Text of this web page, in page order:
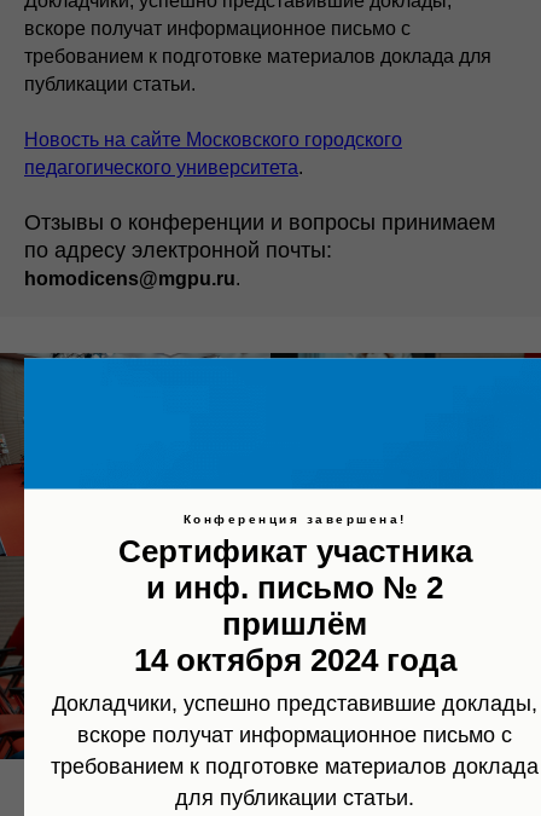
Конференция завершена!
Сертификат участника
и инф. письмо № 2
пришлём
14 октября 2024 года
Докладчики, успешно представившие доклады,
вскоре получат информационное письмо с
требованием к подготовке материалов доклада
для публикации статьи.
вскоре получат информационное письмо с
требованием к подготовке материалов доклада для
публикации статьи.
Новость на сайте Московского городского
педагогического университета.
Отзывы о конференции и вопросы принимаем
по адресу электронной почты:
homodicens@mgpu.ru.